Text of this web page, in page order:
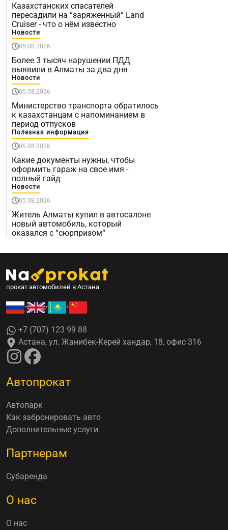
Казахстанских спасателей
пересадили на “заряженный“ Land
Cruiser - что о нём известно
Новости
05.08.2026
Более 3 тысяч нарушении ПДД
выявили в Алматы за два дня
Новости
05.08.2026
Министерство транспорта обратилось
к казахстанцам с напоминанием в
период отпусков
Полезная информация
05.08.2026
Какие документы нужны, чтобы
оформить гараж на свое имя -
полный гайд
Новости
05.08.2026
Житель Алматы купил в автосалоне
новый автомобиль, который
оказался с “сюрпризом“
прокат автомобилей в Астана
• • •
+7 (707) 123 99 88
Астана, ул. Жанибек-Керей хандар, 18, офис 316
Автопрокат
Автопарк
Как забронировать авто
Дополнительные услуги
Партнерам
Субаренда
О нас
О нас